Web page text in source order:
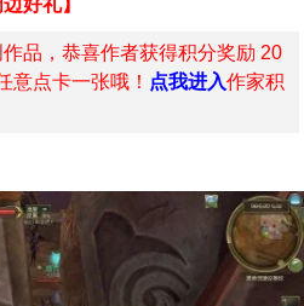
边好礼】
品，恭喜作者获得积分奖励 20
意点卡一张哦！ 点我进入作家积